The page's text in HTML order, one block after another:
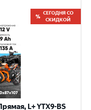
СЕГОДНЯ СО
СКИДКОЙ
L+ YTX9-BS